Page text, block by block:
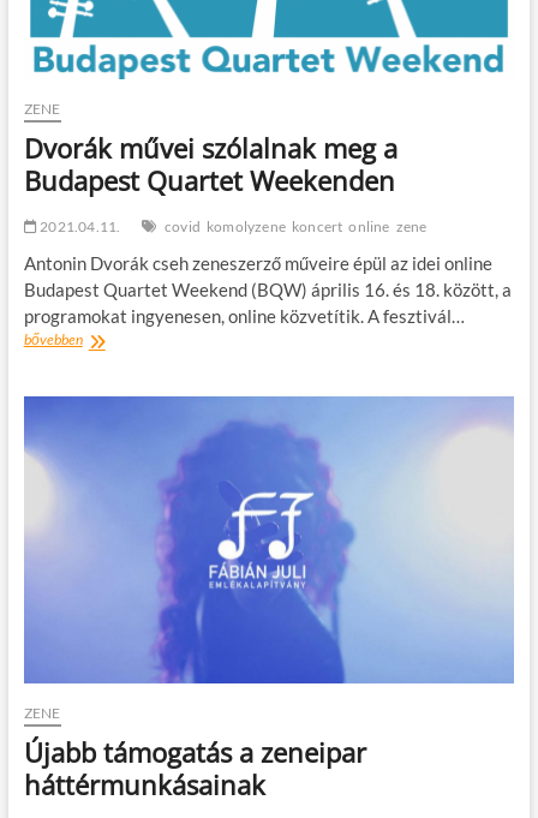
ZENE
Dvorák művei szólalnak meg a
Budapest Quartet Weekenden
2021.04.11. covid komolyzene koncert online zene
Antonin Dvorák cseh zeneszerző műveire épül az idei online
Budapest Quartet Weekend (BQW) április 16. és 18. között, a
programokat ingyenesen, online közvetítik. A fesztivál…
bővebbenDvorák
meg
ZENE
Újabb támogatás a zeneipar
háttérmunkásainak